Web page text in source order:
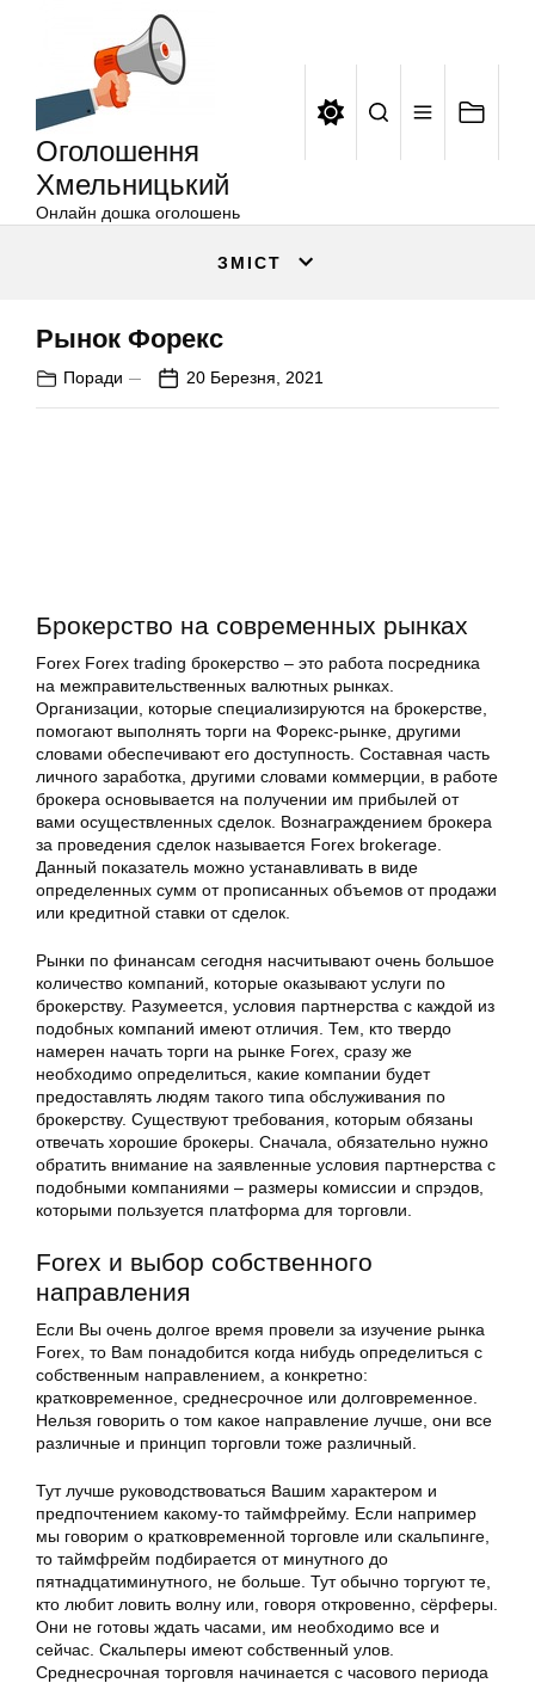
Оголошення
Хмельницький
Онлайн дошка оголошень
ЗМІСТ
Рынок Форекс
Поради 20 Березня, 2021
Брокерство на современных рынках
Forex Forex trading брокерство – это работа посредника
на межправительственных валютных рынках.
Организации, которые специализируются на брокерстве,
помогают выполнять торги на Форекс-рынке, другими
словами обеспечивают его доступность. Составная часть
личного заработка, другими словами коммерции, в работе
брокера основывается на получении им прибылей от
вами осуществленных сделок. Вознаграждением брокера
за проведения сделок называется Forex brokerage.
Данный показатель можно устанавливать в виде
определенных сумм от прописанных объемов от продажи
или кредитной ставки от сделок.
Рынки по финансам сегодня насчитывают очень большое
количество компаний, которые оказывают услуги по
брокерству. Разумеется, условия партнерства с каждой из
подобных компаний имеют отличия. Тем, кто твердо
намерен начать торги на рынке Forex, сразу же
необходимо определиться, какие компании будет
предоставлять людям такого типа обслуживания по
брокерству. Существуют требования, которым обязаны
отвечать хорошие брокеры. Сначала, обязательно нужно
обратить внимание на заявленные условия партнерства с
подобными компаниями – размеры комиссии и спрэдов,
которыми пользуется платформа для торговли.
Forex и выбор собственного
направления
Если Вы очень долгое время провели за изучение рынка
Forex, то Вам понадобится когда нибудь определиться с
собственным направлением, а конкретно:
кратковременное, среднесрочное или долговременное.
Нельзя говорить о том какое направление лучше, они все
различные и принцип торговли тоже различный.
Тут лучше руководствоваться Вашим характером и
предпочтением какому-то таймфрейму. Если например
мы говорим о кратковременной торговле или скальпинге,
то таймфрейм подбирается от минутного до
пятнадцатиминутного, не больше. Тут обычно торгуют те,
кто любит ловить волну или, говоря откровенно, сёрферы.
Они не готовы ждать часами, им необходимо все и
сейчас. Скальперы имеют собственный улов.
Среднесрочная торговля начинается с часового периода